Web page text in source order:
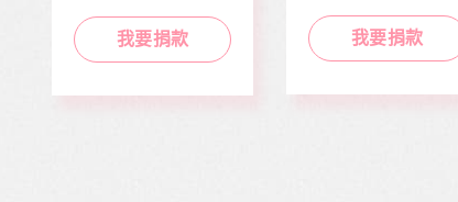
度過經濟困境。
我要捐款
勢族群。我要捐款